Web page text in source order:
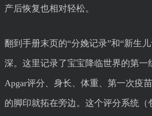
产后恢复也相对轻松。
翻到手册末页的“分娩记录”和“新生
深。这里记录了宝宝降临世界的第一
Apgar评分、身长、体重、第一次
的脚印就拓在旁边。这个评分系统（